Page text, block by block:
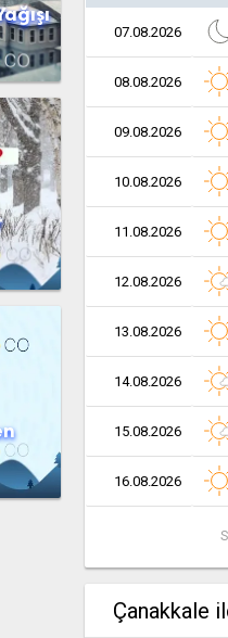
07.08.2026
08.08.2026
09.08.2026
10.08.2026
11.08.2026
12.08.2026
13.08.2026
14.08.2026
15.08.2026
16.08.2026
Çanakkale